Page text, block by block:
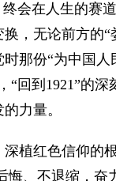
在人生的赛
，无论前方的“
那份“为中国
“回到1921”的
力量。
红色信仰的
、不退缩，奋